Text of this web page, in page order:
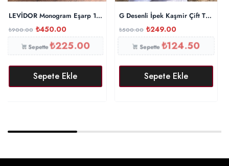
LEVİDOR Monogram Eşarp 17687 – Mürdüm
₺900.00 ₺450.00
Sepette₺225.00
Sepete Ekle
G Desenli İpek Kaşmir Çift Taraflı
₺500.00 ₺249.00
Sepette₺124.50
Sepete Ekle